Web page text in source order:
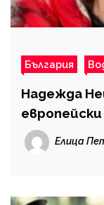
България
Надежда
Елица